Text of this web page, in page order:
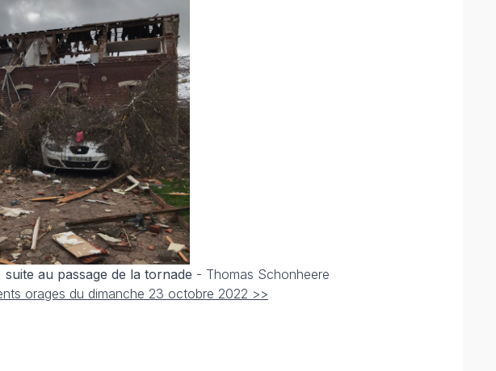
au passage de la tornade - Thomas Schonheere
orages du dimanche 23 octobre 2022 >>